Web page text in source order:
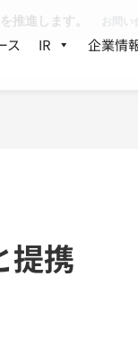
推進します。 お問い
ス IR 企業情
提携